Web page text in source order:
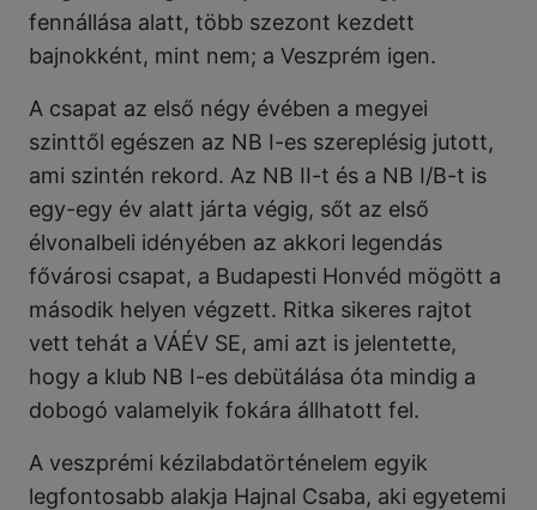
fennállása alatt, több szezont kezdett
bajnokként, mint nem; a Veszprém igen.
A csapat az első négy évében a megyei
szinttől egészen az NB I-es szereplésig jutott,
ami szintén rekord. Az NB II-t és a NB I/B-t is
egy-egy év alatt járta végig, sőt az első
élvonalbeli idényében az akkori legendás
fővárosi csapat, a Budapesti Honvéd mögött a
második helyen végzett. Ritka sikeres rajtot
vett tehát a VÁÉV SE, ami azt is jelentette,
hogy a klub NB I-es debütálása óta mindig a
dobogó valamelyik fokára állhatott fel.
A veszprémi kézilabdatörténelem egyik
legfontosabb alakja Hajnal Csaba, aki egyetemi